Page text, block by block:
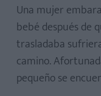
Una mujer
bebé después de
trasladaba
camino.
pequeño se